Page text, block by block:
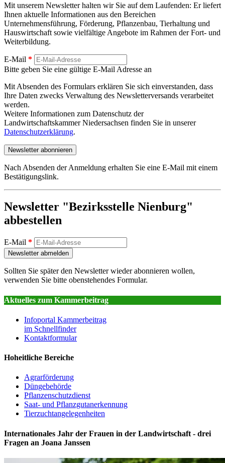
Mit unserem Newsletter halten wir Sie auf dem Laufenden: Er liefert
Ihnen aktuelle Informationen aus den Bereichen
Unternehmensführung, Förderung, Pflanzenbau, Tierhaltung und
Hauswirtschaft sowie vielfältige Angebote im Rahmen der Fort- und
Weiterbildung.
E-Mail *
Bitte geben Sie eine gültige E-Mail Adresse an
Mit Absenden des Formulars erklären Sie sich einverstanden, dass
Ihre Daten zwecks Verwaltung des Newsletterversands verarbeitet
werden.
Weitere Informationen zum Datenschutz der
Landwirtschaftskammer Niedersachsen finden Sie in unserer
Datenschutzerklärung.
Newsletter abonnieren
Nach Absenden der Anmeldung erhalten Sie eine E-Mail mit einem
Bestätigungslink.
Newsletter "Bezirksstelle Nienburg"
abbestellen
E-Mail *
Newsletter abmelden
Sollten Sie später den Newsletter wieder abonnieren wollen,
verwenden Sie bitte obenstehendes Formular.
Aktuelles zum Kammerbeitrag
Infoportal Kammerbeitrag
im Schnellfinder
Kontaktformular
Hoheitliche Bereiche
Agrarförderung
Düngebehörde
Pflanzenschutzdienst
Saat- und Pflanzgutanerkennung
Tierzuchtangelegenheiten
Internationales Jahr der Frauen in der Landwirtschaft - drei
Fragen an Joana Janssen